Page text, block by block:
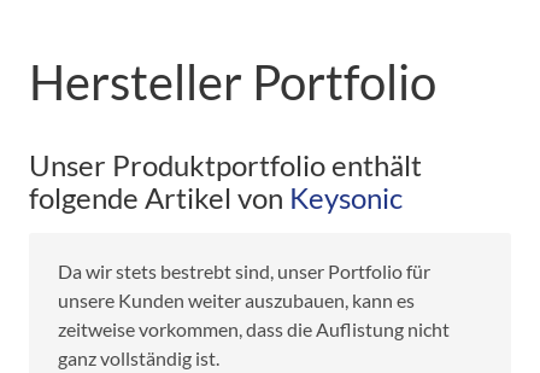
Hersteller Portfolio
Unser Produktportfolio enthält
folgende Artikel von Keysonic
Da wir stets bestrebt sind, unser Portfolio für
unsere Kunden weiter auszubauen, kann es
zeitweise vorkommen, dass die Auflistung nicht
ganz vollständig ist.